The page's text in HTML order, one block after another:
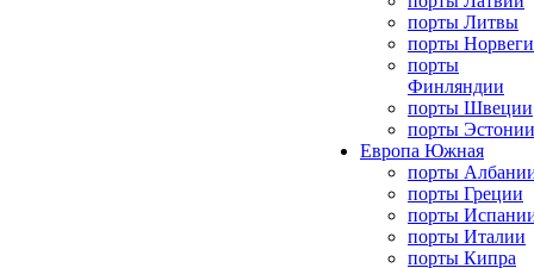
порты Литвы
порты
порты
Финляндии
порты Швеции
порты Эстонии
Европа Южная
порты
порты Греции
порты
порты Италии
порты Кипра